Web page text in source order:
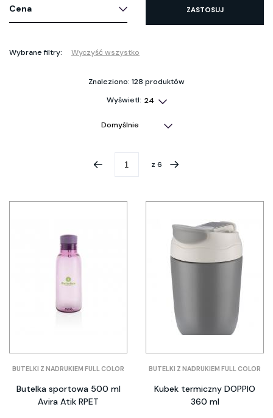
Cena ZASTOSUJ
Wybrane filtry: Wyczyść wszystko
Znaleziono: 128 produktów
Wyświetl:
z 6
BUTELKI Z NADRUKIEM FULL COLOR
Butelka sportowa 500 ml
Avira Atik RPET
BUTELKI Z NADRUKIEM FULL COLOR
Kubek termiczny DOPPIO
360 ml